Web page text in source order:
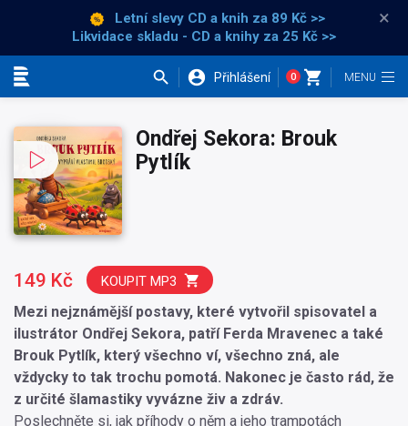
Letní slevy CD a knih za 89 Kč >>
Likvidace skladu - CD a knihy za 25 Kč >>
×
Přihlášení 0
Ondřej Sekora: Brouk
Pytlík
Mezi nejznámější postavy, které vytvořil spisovatel a
ilustrátor Ondřej Sekora, patří Ferda Mravenec a také
Brouk Pytlík, který všechno ví, všechno zná, ale
vždycky to tak trochu pomotá. Nakonec je často rád, že
z určité šlamastiky vyvázne živ a zdráv.
Poslechněte si, jak příhody o něm a jeho trampotách
149 Kč KOUPIT MP3